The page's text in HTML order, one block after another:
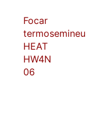
Focar
termosemineu
HEAT
HW4N
06